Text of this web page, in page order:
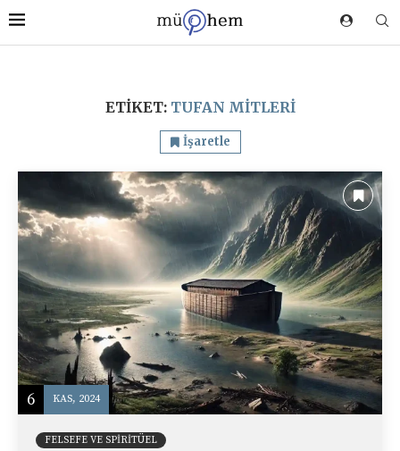
ETIKET: TUFAN MITLERI
İşaretle
6 KAS, 2024
FELSEFE VE SPIRITÜEL